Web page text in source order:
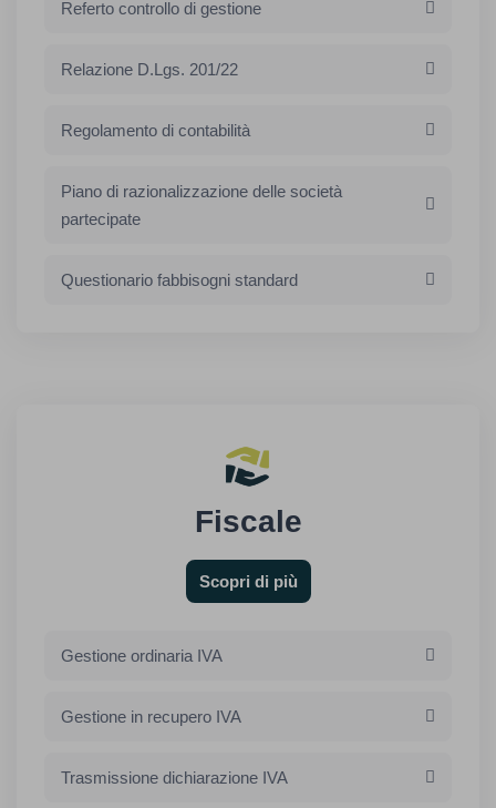
Referto controllo di gestione
Relazione D.Lgs. 201/22
Regolamento di contabilità
Piano di razionalizzazione delle società
partecipate
Questionario fabbisogni standard
Fiscale
Scopri di più
Gestione ordinaria IVA
Gestione in recupero IVA
Trasmissione dichiarazione IVA